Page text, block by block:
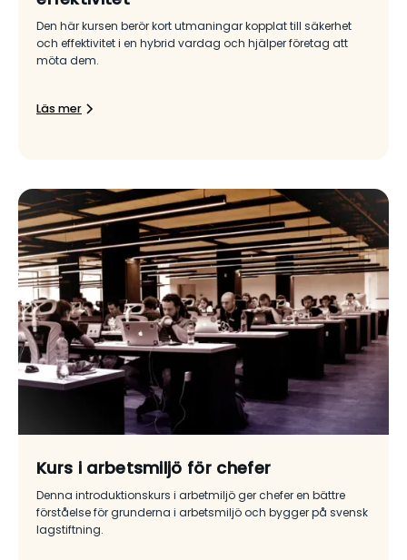
Den här kursen berör kort utmaningar kopplat till säkerhet
och effektivitet i en hybrid vardag och hjälper företag att
möta dem.
Läs mer
Kurs i arbetsmiljö för chefer
Denna introduktionskurs i arbetmiljö ger chefer en bättre
förståelse för grunderna i arbetsmiljö och bygger på svensk
lagstiftning.